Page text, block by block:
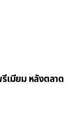
เมียม หลังตลาด